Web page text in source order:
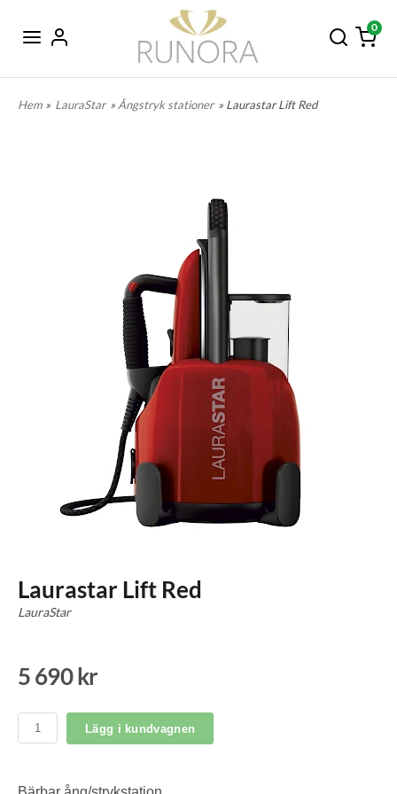
0
Hem » LauraStar »Ångstryk stationer » Laurastar Lift Red
Laurastar Lift Red
LauraStar
5 690 kr
Lägg i kundvagnen